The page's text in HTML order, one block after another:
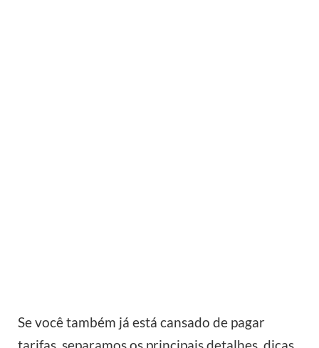
Se você também já está cansado de pagar
tarifas, separamos os principais detalhes, dicas